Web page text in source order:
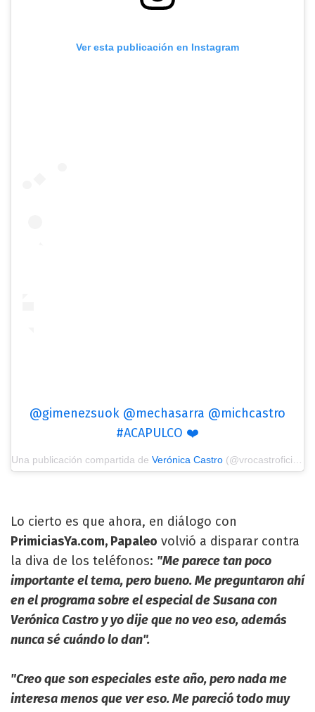
Ver esta publicación en Instagram
@gimenezsuok @mechasarra @michcastro
#ACAPULCO ❤️
Una publicación compartida de Verónica Castro (@vrocastroficial) el
Lo cierto es que ahora, en diálogo con
PrimiciasYa.com, Papaleo volvió a disparar contra
la diva de los teléfonos: "Me parece tan poco
importante el tema, pero bueno. Me preguntaron ahí
en el programa sobre el especial de Susana con
Verónica Castro y yo dije que no veo eso, además
nunca sé cuándo lo dan".
"Creo que son especiales este año, pero nada me
interesa menos que ver eso. Me pareció todo muy